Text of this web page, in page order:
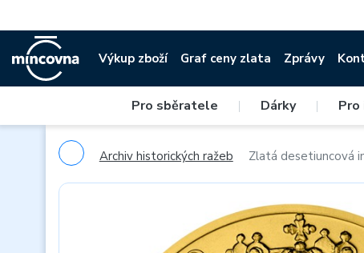
Výkup zboží Graf ceny zlata Zprávy
Pro sběratele | Dárky |
Archiv historických ražeb Zlatá desetiuncová